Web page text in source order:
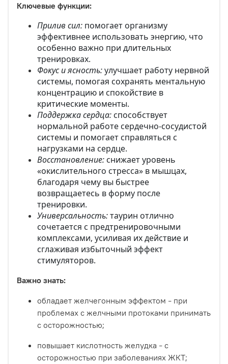
Ключевые функции:
Прилив сил: помогает организму
эффективнее использовать энергию, что
особенно важно при длительных
тренировках.
Фокус и ясность:улучшает работу нервной
системы, помогая сохранять ментальную
концентрацию и спокойствие в
критические моменты.
Поддержка сердца: способствует
нормальной работе сердечно-сосудистой
системы и помогает справляться с
нагрузками на сердце.
Восстановление: снижает уровень
«окислительного стресса» в мышцах,
благодаря чему вы быстрее
возвращаетесь в форму после
тренировки.
Универсальность:таурин отлично
сочетается с предтренировочными
комплексами, усиливая их действие и
сглаживая избыточный эффект
стимуляторов.
Важно знать:
обладает желчегонным эффектом – при
проблемах с желчными протоками принимать
с осторожностью;
повышает кислотность желудка – с
осторожностью при заболеваниях ЖКТ;